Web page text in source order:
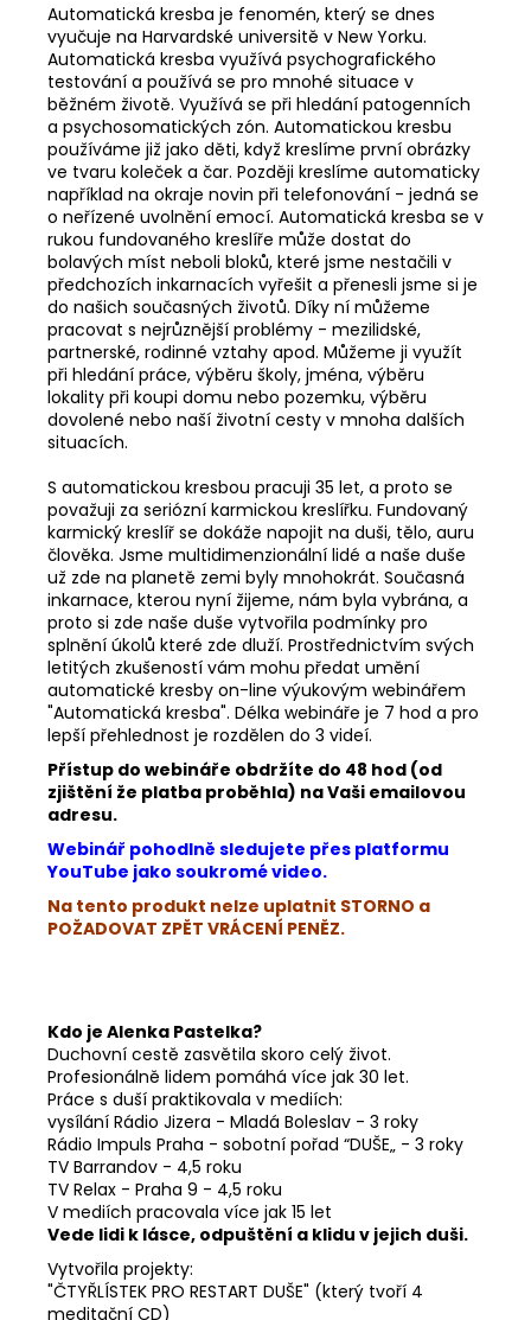
Automatická kresba je fenomén, který se dnes
vyučuje na Harvardské universitě v New Yorku.
Automatická kresba využívá psychografického
testování a používá se pro mnohé situace v
běžném životě. Využívá se při hledání patogenních
a psychosomatických zón. Automatickou kresbu
používáme již jako děti, když kreslíme první obrázky
ve tvaru koleček a čar. Později kreslíme automaticky
například na okraje novin při telefonování - jedná se
o neřízené uvolnění emocí. Automatická kresba se v
rukou fundovaného kreslíře může dostat do
bolavých míst neboli bloků, které jsme nestačili v
předchozích inkarnacích vyřešit a přenesli jsme si je
do našich současných životů. Díky ní můžeme
pracovat s nejrůznější problémy - mezilidské,
partnerské, rodinné vztahy apod. Můžeme ji využít
při hledání práce, výběru školy, jména, výběru
lokality při koupi domu nebo pozemku, výběru
dovolené nebo naší životní cesty v mnoha dalších
situacích.
S automatickou kresbou pracuji 35 let, a proto se
považuji za seriózní karmickou kreslířku. Fundovaný
karmický kreslíř se dokáže napojit na duši, tělo, auru
člověka. Jsme multidimenzionální lidé a naše duše
už zde na planetě zemi byly mnohokrát. Současná
inkarnace, kterou nyní žijeme, nám byla vybrána, a
proto si zde naše duše vytvořila podmínky pro
splnění úkolů které zde dluží. Prostřednictvím svých
letitých zkušeností vám mohu předat umění
automatické kresby on-line výukovým webinářem
"Automatická kresba". Délka webináře je 7 hod a pro
lepší přehlednost je rozdělen do 3 videí.
Přístup do webináře obdržíte do 48 hod (od
zjištění že platba proběhla) na Vaši emailovou
adresu.
Webinář pohodlně sledujete přes platformu
YouTube jako soukromé video.
Na tento produkt nelze uplatnit STORNO a
POŽADOVAT ZPĚT VRÁCENÍ PENĚZ.
Kdo je Alenka Pastelka?
Duchovní cestě zasvětila skoro celý život.
Profesionálně lidem pomáhá více jak 30 let.
Práce s duší praktikovala v mediích:
vysílání Rádio Jizera - Mladá Boleslav - 3 roky
Rádio Impuls Praha - sobotní pořad “DUŠE„ - 3 roky
TV Barrandov - 4,5 roku
TV Relax - Praha 9 - 4,5 roku
V mediích pracovala více jak 15 let
Vede lidi k lásce, odpuštění a klidu v jejich duši.
Vytvořila projekty:
"ČTYŘLÍSTEK PRO RESTART DUŠE" (který tvoří 4
meditační CD)